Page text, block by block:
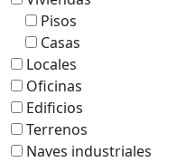
Pisos
Casas
Locales
Oficinas
Edificios
Terrenos
Naves industriales